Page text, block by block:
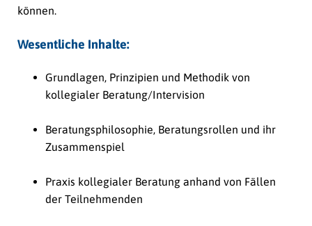
können.
Wesentliche Inhalte:
Grundlagen, Prinzipien und Methodik von
kollegialer Beratung/Intervision
Beratungsphilosophie, Beratungsrollen und ihr
Zusammenspiel
Praxis kollegialer Beratung anhand von Fällen
der Teilnehmenden